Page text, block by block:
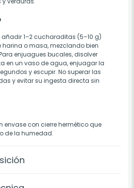
1–2 cucharaditas (5–10 g)
o masa, mezclando bien
enjuagues bucales, disolver
en un vaso de agua, enjuagar la
y escupir. No superar las
y evitar su ingesta directa sin
envase con cierre hermético que
de la humedad.